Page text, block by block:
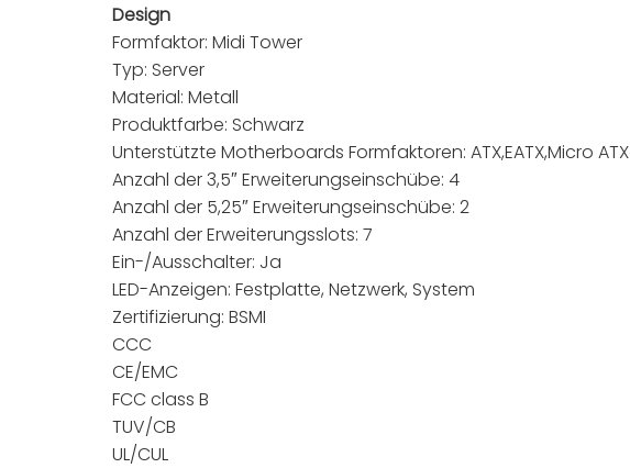
Design
Formfaktor: Midi Tower
Typ: Server
Material: Metall
Produktfarbe: Schwarz
Unterstützte Motherboards Formfaktoren: ATX,EATX,Micro ATX
Anzahl der 3,5″ Erweiterungseinschübe: 4
Anzahl der 5,25″ Erweiterungseinschübe: 2
Anzahl der Erweiterungsslots: 7
Ein-/Ausschalter: Ja
LED-Anzeigen: Festplatte, Netzwerk, System
Zertifizierung: BSMI
CCC
CE/EMC
FCC class B
TUV/CB
UL/CUL